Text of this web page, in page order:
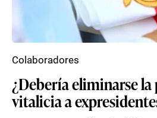
¿Debería eliminarse la
vitalicia a
Colaboradores